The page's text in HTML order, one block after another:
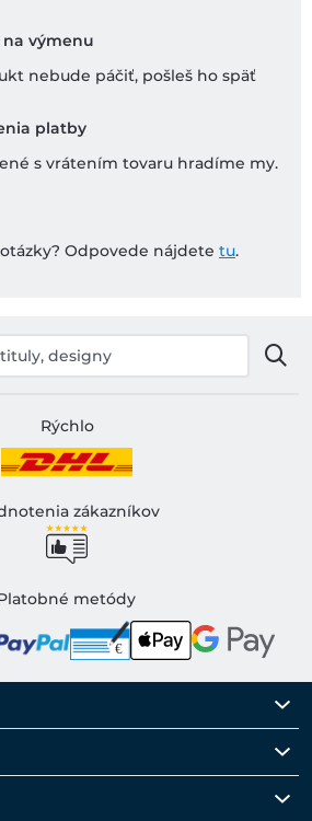
výmenu
nebude páčiť, pošleš ho späť
platby
s vrátením tovaru hradíme my.
Odpovede nájdete tu.
Rýchlo
zákazníkov
metódy